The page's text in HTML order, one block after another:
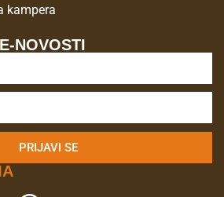
kampera
NOVOSTI
PRIJAVI SE